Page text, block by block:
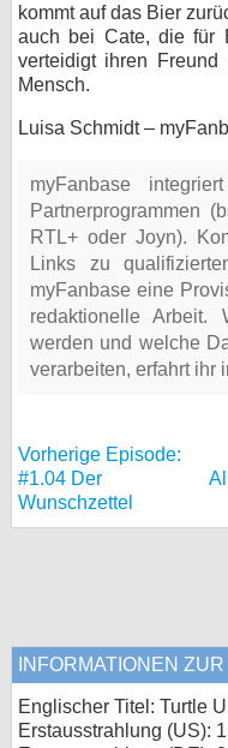
kommt auf das Bier
auch bei Cate, die für
verteidigt ihren
Mensch.
Luisa Schmidt –
myFanbase
Partnerprogrammen
RTL+ oder Joyn).
Links zu
myFanbase eine
redaktionelle Arbeit.
werden und welche
verarbeiten, erfahrt ihr
Vorherige Episode:
#1.04 Der
Wunschzettel
INFORMATIONEN
Englischer Titel: Turtle
Erstausstrahlung (US):